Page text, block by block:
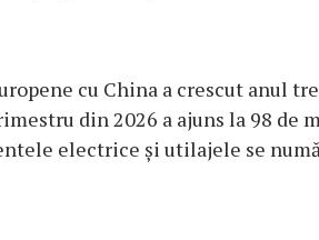
cu China a crescut anul
din 2026 a ajuns la 98 de
electrice şi utilajele se